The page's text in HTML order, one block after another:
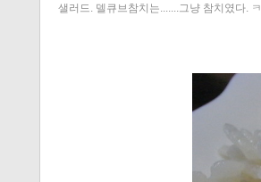
샐러드. 델큐브참치는.......그냥 참치였다. ㅋ